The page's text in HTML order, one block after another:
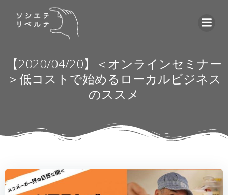
へ
ス
キ
【2020/04/20】＜オンラインセミナー
＞低コストで始めるローカルビジネス
のススメ